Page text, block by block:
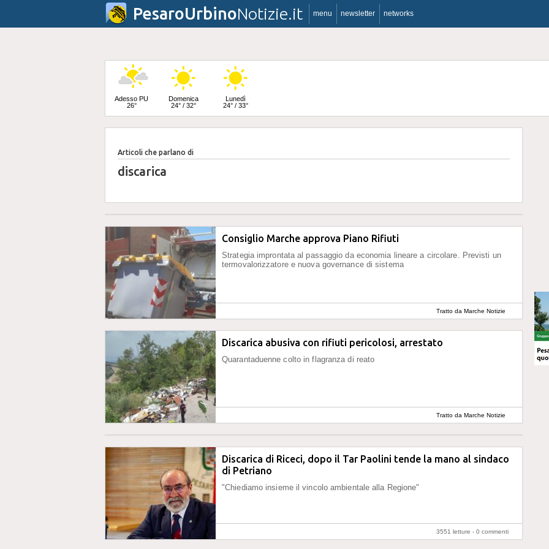
PesaroUrbinoNotizie.it menu newsletter networks
Adesso PU
26°
Domenica
24° / 32°
Lunedì
24° / 33°
Martedì
25° / 33°
Articoli che parlano di
discarica
Consiglio Marche approva Piano Rifiuti
Strategia improntata al passaggio da economia lineare a circolare. Previsti un
termovalorizzatore e nuova governance di sistema
Tratto da Marche Notizie
Discarica abusiva con rifiuti pericolosi, arrestato
Quarantaduenne colto in flagranza di reato
Tratto da Marche Notizie
Discarica di Riceci, dopo il Tar Paolini tende la mano al sindaco
di Petriano
"Chiediamo insieme il vincolo ambientale alla Regione"
3551 letture - 0 commenti